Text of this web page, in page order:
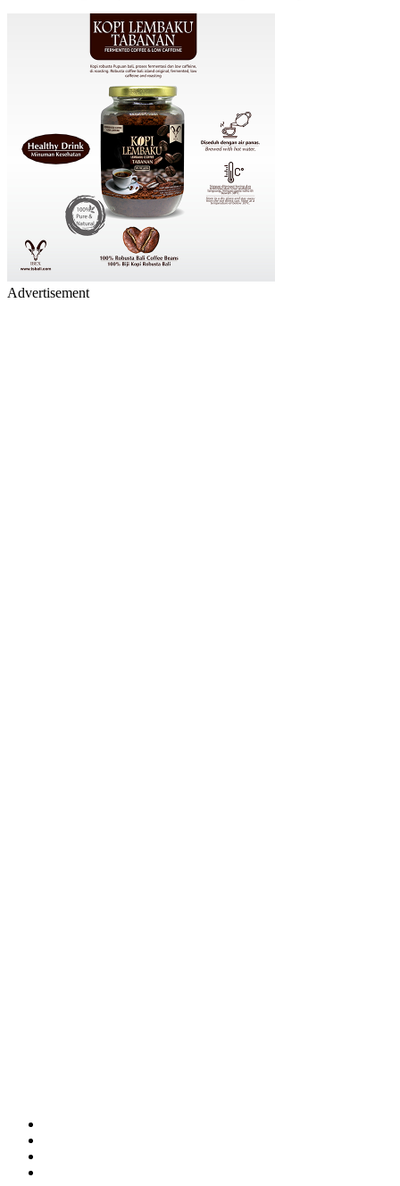
Advertisement